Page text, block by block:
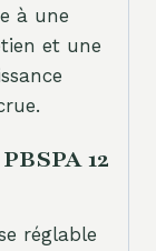
à une
et une
12
réglable